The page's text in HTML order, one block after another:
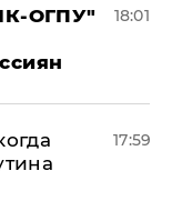
ОГПУ"
18:01
17:59